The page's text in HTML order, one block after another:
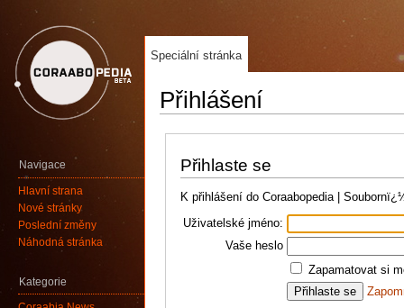
Přihlášení
Přihlaste se
K přihlášení do Coraabopedia |
Uživatelské jméno:
Vaše heslo
Zapamatovat si
Speciální stránka
Navigace
Hlavní strana
Nové stránky
Poslední změny
Náhodná stránka
Kategorie